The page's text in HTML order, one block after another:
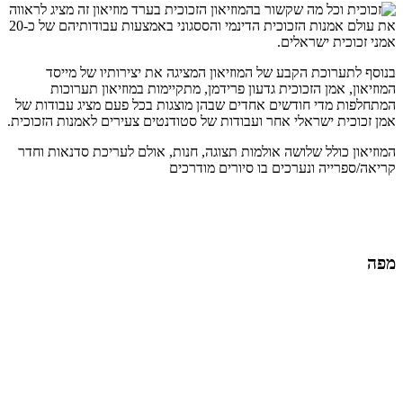
מוזיאון הזכוכית בערד מוזיאון זה מציג לראווה
את עולם אמנות הזכוכית הדינמי והססגוני באמצעות עבודותיהם של כ-20
אמני זכוכית ישראלים.
בנוסף לתערוכת הקבע של המוזיאון המציגה את יצירותיו של מייסד
המוזיאון, אמן הזכוכית גדעון פרידמן, מתקיימות במוזיאון תערוכות
המתחלפות מדי חודשים אחדים שבהן מוצגות בכל פעם מציג עבודות של
אמן זכוכית ישראלי אחר ועבודות של סטודנטים צעירים לאמנות הזכוכית.
המוזיאון כולל שלושה אולמות תצוגה, חנות, אולם לעריכת סדנאות וחדר
קריאה/ספרייה ונערכים בו סיורים מודרכים
מפה